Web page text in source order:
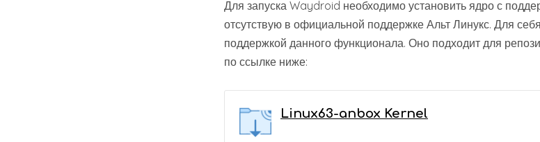
Для запуска Waydroid необходимо установить ядро с
отсутствую в официальной поддержке Альт Линукс. Для
поддержкой данного функционала. Оно подходит для
по ссылке ниже:
Linux63-anbox Kernel